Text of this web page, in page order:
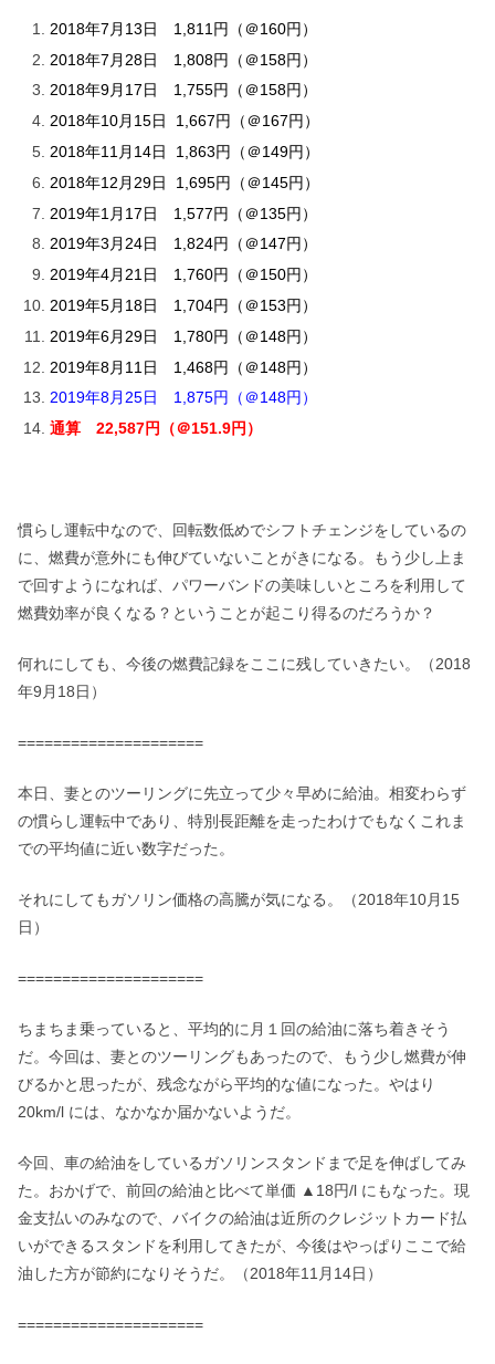
2018年7月13日 1,811円（＠160円）
2018年7月28日 1,808円（＠158円）
2018年9月17日 1,755円（＠158円）
2018年10月15日 1,667円（＠167円）
2018年11月14日 1,863円（＠149円）
2018年12月29日 1,695円（＠145円）
2019年1月17日 1,577円（＠135円）
2019年3月24日 1,824円（＠147円）
2019年4月21日 1,760円（＠150円）
2019年5月18日 1,704円（＠153円）
2019年6月29日 1,780円（＠148円）
2019年8月11日 1,468円（＠148円）
2019年8月25日 1,875円（＠148円）
通算 22,587円（＠151.9円）
慣らし運転中なので、回転数低めでシフトチェンジをしているの
に、燃費が意外にも伸びていないことがきになる。もう少し上ま
で回すようになれば、パワーバンドの美味しいところを利用して
燃費効率が良くなる？ということが起こり得るのだろうか？
何れにしても、今後の燃費記録をここに残していきたい。（2018
年9月18日）
=====================
本日、妻とのツーリングに先立って少々早めに給油。相変わらず
の慣らし運転中であり、特別長距離を走ったわけでもなくこれま
での平均値に近い数字だった。
それにしてもガソリン価格の高騰が気になる。（2018年10月15
日）
=====================
ちまちま乗っていると、平均的に月１回の給油に落ち着きそう
だ。今回は、妻とのツーリングもあったので、もう少し燃費が伸
びるかと思ったが、残念ながら平均的な値になった。やはり
20km/l には、なかなか届かないようだ。
今回、車の給油をしているガソリンスタンドまで足を伸ばしてみ
た。おかげで、前回の給油と比べて単価 ▲18円/l にもなった。現
金支払いのみなので、バイクの給油は近所のクレジットカード払
いができるスタンドを利用してきたが、今後はやっぱりここで給
油した方が節約になりそうだ。（2018年11月14日）
=====================